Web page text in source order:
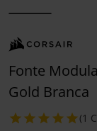
Fonte
Gold Branca
(1